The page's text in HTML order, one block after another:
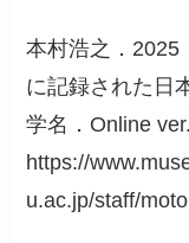
本村浩之．2025
に記録された日
学名．Online
https://
u.ac.jp/staff/